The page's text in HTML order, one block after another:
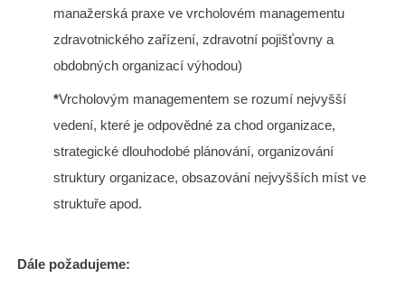
manažerská praxe ve vrcholovém managementu
zdravotnického zařízení, zdravotní pojišťovny a
obdobných organizací výhodou)
*Vrcholovým managementem se rozumí nejvyšší
vedení, které je odpovědné za chod organizace,
strategické dlouhodobé plánování, organizování
struktury organizace, obsazování nejvyšších míst ve
struktuře apod.
Dále požadujeme: